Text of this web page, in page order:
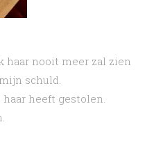
haar nooit meer zal zien
schuld.
heeft gestolen.